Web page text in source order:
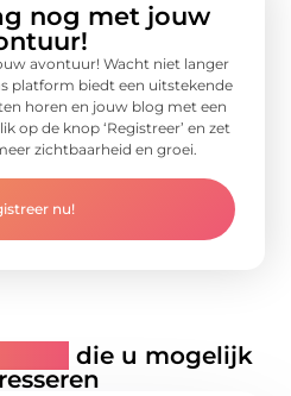
nog met jouw
avontuur! Wacht niet langer
platform biedt een uitstekende
horen en jouw blog met een
op de knop ‘Registreer’ en zet
zichtbaarheid en groei.
nu!
die u mogelijk